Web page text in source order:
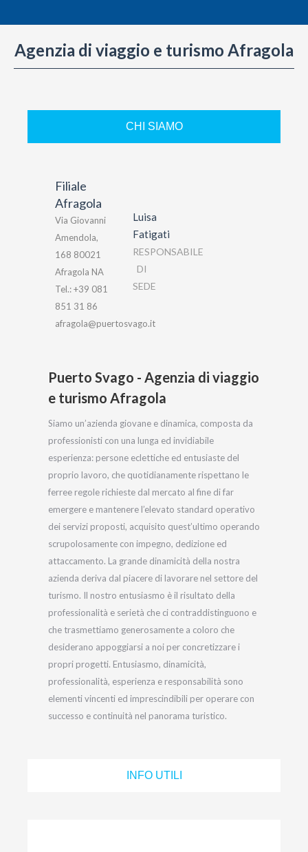
Agenzia di viaggio e turismo Afragola
CHI SIAMO
INFO UTILI
Filiale
Afragola
Via Giovanni
Amendola,
168 80021
Afragola NA
Tel.: +39 081
851 31 86
afragola@puertosvago.it
Luisa
Fatigati
RESPONSABILE
DI
SEDE
Puerto Svago - Agenzia di viaggio
e turismo Afragola
Siamo un’azienda giovane e dinamica, composta da
professionisti con una lunga ed invidiabile
esperienza: persone eclettiche ed entusiaste del
proprio lavoro, che quotidianamente rispettano le
ferree regole richieste dal mercato al fine di far
emergere e mantenere l’elevato standard operativo
dei servizi proposti, acquisito quest’ultimo operando
scrupolosamente con impegno, dedizione ed
attaccamento. La grande dinamicità della nostra
azienda deriva dal piacere di lavorare nel settore del
turismo. Il nostro entusiasmo è il risultato della
professionalità e serietà che ci contraddistinguono e
che trasmettiamo generosamente a coloro che
desiderano appoggiarsi a noi per concretizzare i
propri progetti. Entusiasmo, dinamicità,
professionalità, esperienza e responsabilità sono
elementi vincenti ed imprescindibili per operare con
successo e continuità nel panorama turistico.